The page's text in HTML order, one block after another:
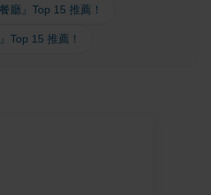
廳』Top 15 推薦！
Top 15 推薦！